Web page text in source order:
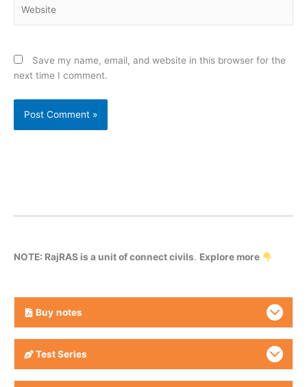
Save my name, email, and website in this browser for the
next time I comment.
NOTE: RajRAS is a unit of connect civils. Explore more
Buy notes
Test Series